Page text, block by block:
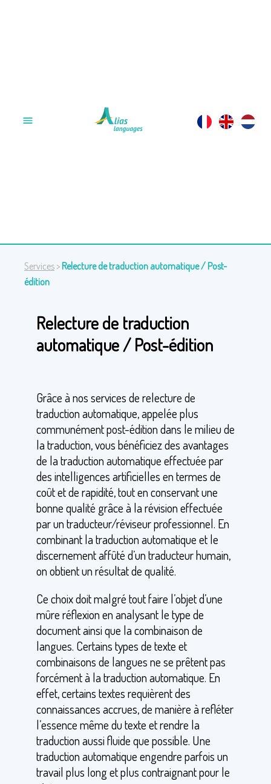
Services > Relecture de traduction automatique / Post-
édition
Relecture de traduction
automatique / Post-édition
Grâce à nos services de relecture de
traduction automatique, appelée plus
communément post-édition dans le milieu de
la traduction, vous bénéficiez des avantages
de la traduction automatique effectuée par
des intelligences artificielles en termes de
coût et de rapidité, tout en conservant une
bonne qualité grâce à la révision effectuée
par un traducteur/réviseur professionnel. En
combinant la traduction automatique et le
discernement affûté d’un traducteur humain,
on obtient un résultat de qualité.
Ce choix doit malgré tout faire l’objet d’une
mûre réflexion en analysant le type de
document ainsi que la combinaison de
langues. Certains types de texte et
combinaisons de langues ne se prêtent pas
forcément à la traduction automatique. En
effet, certains textes requièrent des
connaissances accrues, de manière à refléter
l’essence même du texte et rendre la
traduction aussi fluide que possible. Une
traduction automatique engendre parfois un
travail plus long et plus contraignant pour le